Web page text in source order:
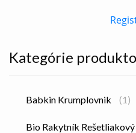
Kategórie
Babkin Krumplovnik (1)
Bio Rakytník Rešetliakový